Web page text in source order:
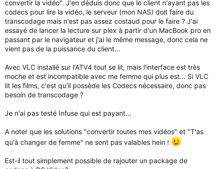
convertir la vidéo". J'en déduis donc que le client n'ayant pas les
codecs pour lire la vidéo, le serveur (mon NAS) doit faire du
transcodage mais n'est pas assez costaud pour le faire ? J'ai
essayé de lancer la lecture sur plex à partir d'un MacBook pro en
passant par le navigateur et j'ai le même message, donc cela ne
vient pas de la puissance du client...
Avec VLC installé sur l'ATV4 tout se lit, mais l'interface est très
moche et est incompatible avec me femme qui plus est... Si VLC
lit les films, c'est qu'il possède les Codecs nécessaire, donc pas
besoin de transcodage ?
Je n'ai pas testé Infuse qui est payant...
A noter que les solutions "convertir toutes mes vidéos" et "T'as
qu'à changer de femme" ne sont pas valables hein !
Est-il tout simplement possible de rajouter un package de